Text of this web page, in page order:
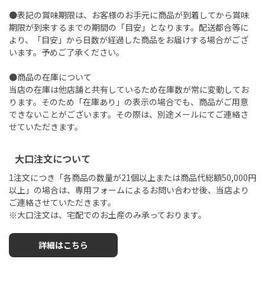
●表記の賞味期限は、お客様のお手元に商品が到着してから賞味
期限が到来するまでの期間の「目安」となります。配送都合等に
より、「目安」から日数が経過した商品をお届けする場合がござ
います。予めご了承ください。
●商品の在庫について
当店の在庫は他店舗と共有しているため在庫数が常に変動してお
ります。そのため「在庫あり」の表示の場合でも、商品がご用意
できないことがございます。その際は、別途メールにてご連絡さ
せていただきます。
大口注文について
1注文につき「各商品の数量が21個以上または商品代総額50,000円
以上」の場合は、専用フォームによるお問い合わせ後、当店より
ご連絡させていただきます。
※大口注文は、宅配でのお土産のみ承っております。
詳細はこちら